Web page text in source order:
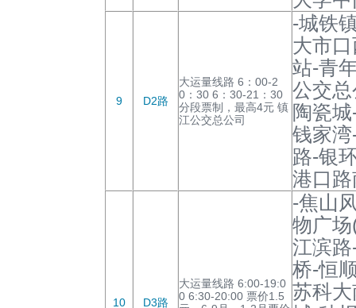
9 D2路
大运量线路 6：00-2
0：30 6：30-21：30
分段票制，最高4元 镇
江公交总公司
-城铁
大市
站-青
公交
陶瓷
钱家
路-银
港口
10 D3路
大运量线路 6:00-19:0
0 6:30-20:00 票价1.5
-焦山
物广
江滨
桥-恒
苏科